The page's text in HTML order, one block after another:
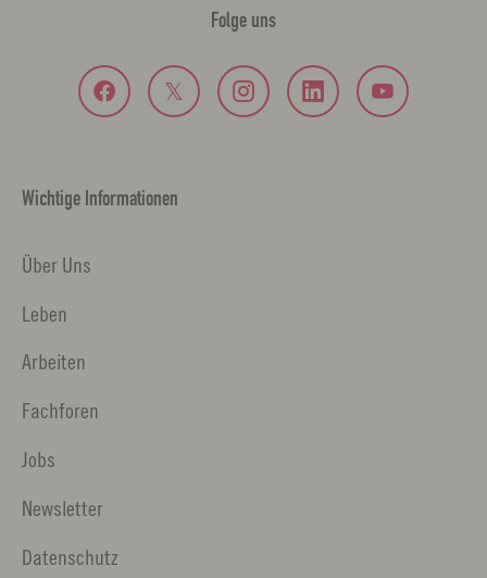
Folge uns
Wichtige Informationen
Über Uns
Leben
Arbeiten
Fachforen
Jobs
Newsletter
Datenschutz